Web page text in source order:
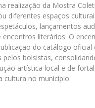
realização da Mostra
diferentes espaços
lançamentos
literários. O
do catálogo
pelos bolsistas,
artística local e de
cultura no município.